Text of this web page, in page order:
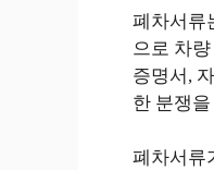
폐차서류
으로 차
증명서,
한 분쟁
폐차서류